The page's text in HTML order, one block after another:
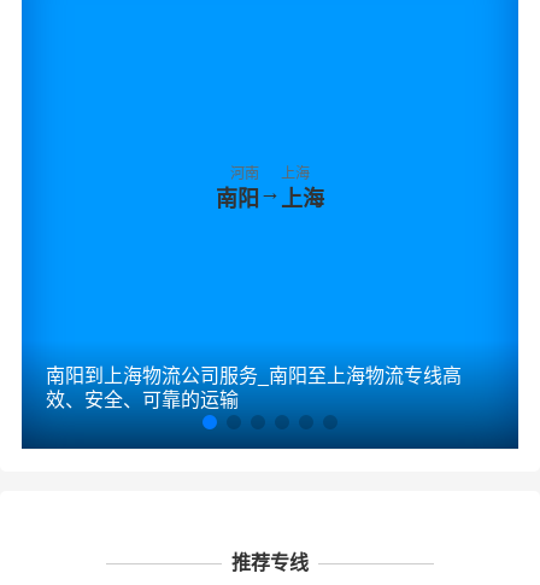
河南
南阳 →
上海
上海
南阳到上海物流公司服务_南阳至上海物流专线高
效、安全、可靠的运输
推荐专线